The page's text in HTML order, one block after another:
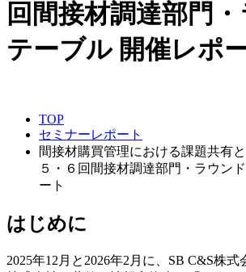
回間接材調達部門
テーブル 開催レポ
TOP
セミナーレポート
間接材購買管理における課題共有
５・６回間接材調達部門・ラウン
ート
はじめに
2025年12月と2026年2月に、SB C&S株